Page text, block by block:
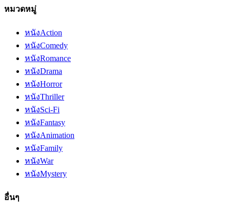
หมวดหมู่
หนังAction
หนังComedy
หนังRomance
หนังDrama
หนังHorror
หนังThriller
หนังSci-Fi
หนังFantasy
หนังAnimation
หนังFamily
หนังWar
หนังMystery
อื่นๆ